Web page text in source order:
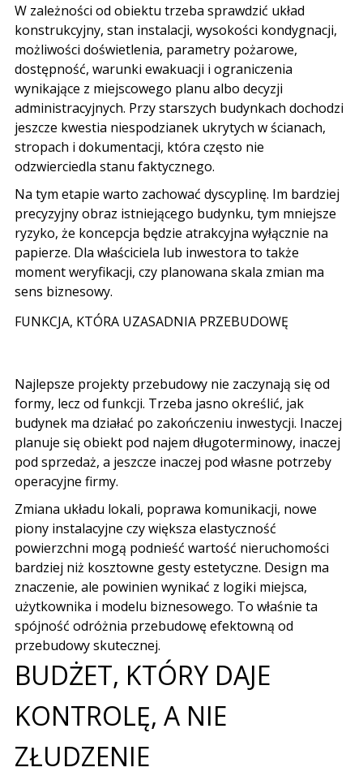
W zależności od obiektu trzeba sprawdzić układ
konstrukcyjny, stan instalacji, wysokości kondygnacji,
możliwości doświetlenia, parametry pożarowe,
dostępność, warunki ewakuacji i ograniczenia
wynikające z miejscowego planu albo decyzji
administracyjnych. Przy starszych budynkach dochodzi
jeszcze kwestia niespodzianek ukrytych w ścianach,
stropach i dokumentacji, która często nie
odzwierciedla stanu faktycznego.
Na tym etapie warto zachować dyscyplinę. Im bardziej
precyzyjny obraz istniejącego budynku, tym mniejsze
ryzyko, że koncepcja będzie atrakcyjna wyłącznie na
papierze. Dla właściciela lub inwestora to także
moment weryfikacji, czy planowana skala zmian ma
sens biznesowy.
FUNKCJA, KTÓRA UZASADNIA PRZEBUDOWĘ
Najlepsze projekty przebudowy nie zaczynają się od
formy, lecz od funkcji. Trzeba jasno określić, jak
budynek ma działać po zakończeniu inwestycji. Inaczej
planuje się obiekt pod najem długoterminowy, inaczej
pod sprzedaż, a jeszcze inaczej pod własne potrzeby
operacyjne firmy.
Zmiana układu lokali, poprawa komunikacji, nowe
piony instalacyjne czy większa elastyczność
powierzchni mogą podnieść wartość nieruchomości
bardziej niż kosztowne gesty estetyczne. Design ma
znaczenie, ale powinien wynikać z logiki miejsca,
użytkownika i modelu biznesowego. To właśnie ta
spójność odróżnia przebudowę efektowną od
przebudowy skutecznej.
BUDŻET, KTÓRY DAJE
KONTROLĘ, A NIE
ZŁUDZENIE